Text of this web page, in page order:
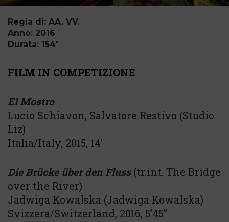
Regia di: AA. VV.
Anno: 2016
Durata: 154'
FILM IN COMPETIZIONE
El Mostro
Lucio Schiavon, Salvatore Restivo (Studio
Liz)
Italia/Italy, 2015, 14’
Die Brücke über den Fluss (tr.int. The Bridge
over the River)
Jadwiga Kowalska (Jadwiga Kowalska)
Svizzera/Switzerland, 2016, 5’45”